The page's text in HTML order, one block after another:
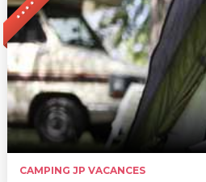
* * * *
CAMPING JP VACANCES